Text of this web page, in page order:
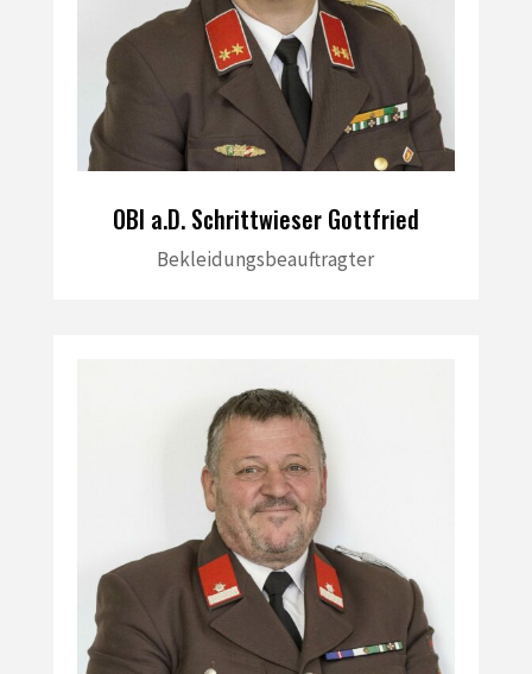
OBI a.D. Schrittwieser Gottfried
Bekleidungsbeauftragter